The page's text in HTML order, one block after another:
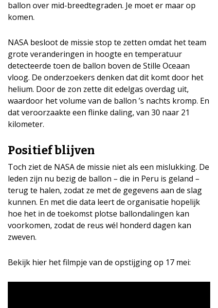
ballon over mid-breedtegraden. Je moet er maar op
komen.
NASA besloot de missie stop te zetten omdat het team
grote veranderingen in hoogte en temperatuur
detecteerde toen de ballon boven de Stille Oceaan
vloog. De onderzoekers denken dat dit komt door het
helium. Door de zon zette dit edelgas overdag uit,
waardoor het volume van de ballon ’s nachts kromp. En
dat veroorzaakte een flinke daling, van 30 naar 21
kilometer.
Positief blijven
Toch ziet de NASA de missie niet als een mislukking. De
leden zijn nu bezig de ballon – die in Peru is geland –
terug te halen, zodat ze met de gegevens aan de slag
kunnen. En met die data leert de organisatie hopelijk
hoe het in de toekomst plotse ballondalingen kan
voorkomen, zodat de reus wél honderd dagen kan
zweven.
Bekijk hier het filmpje van de opstijging op 17 mei: